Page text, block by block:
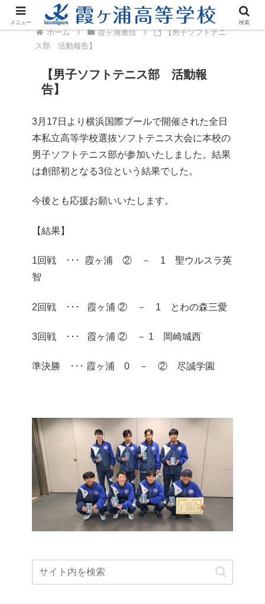
ホーム 霞ヶ浦通信
【男子ソフトテニ
ス部 活動報告】
【男子ソフトテニス部 活動報
告】
3月17日より横浜国際プールで開催された全日
本私立高等学校選抜ソフトテニス大会に本校の
男子ソフトテニス部が参加いたしました。結果
は創部初となる3位という結果でした。
今後とも応援お願いいたします。
【結果】
1回戦 ･･･ 霞ヶ浦 ② － 1 聖ウルスラ英
智
2回戦 ･･･ 霞ヶ浦 ② － 1 とわの森三愛
3回戦 ･･･ 霞ヶ浦 ② － 1 岡崎城西
準決勝 ･･･ 霞ヶ浦 0 － ② 尽誠学園
メニュー 検索